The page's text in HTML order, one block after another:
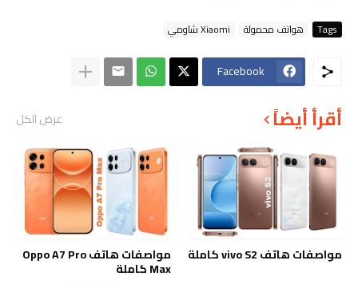
Tags هواتف محمولة Xiaomi شاومي
Facebook
أقرأ أيضاً عرض الكل
مواصفات هاتف vivo S2 كاملة مواصفات هاتف Oppo A7 Pro
Max كاملة